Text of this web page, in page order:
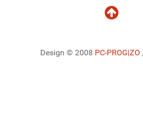
Design © 2008 PC-PROG|ZO ,